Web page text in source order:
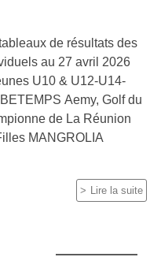
de résultats des
au 27 avril 2026
U10 & U12-U14-
Aemy, Golf du
de La Réunion
MANGROLIA
Lire la suite